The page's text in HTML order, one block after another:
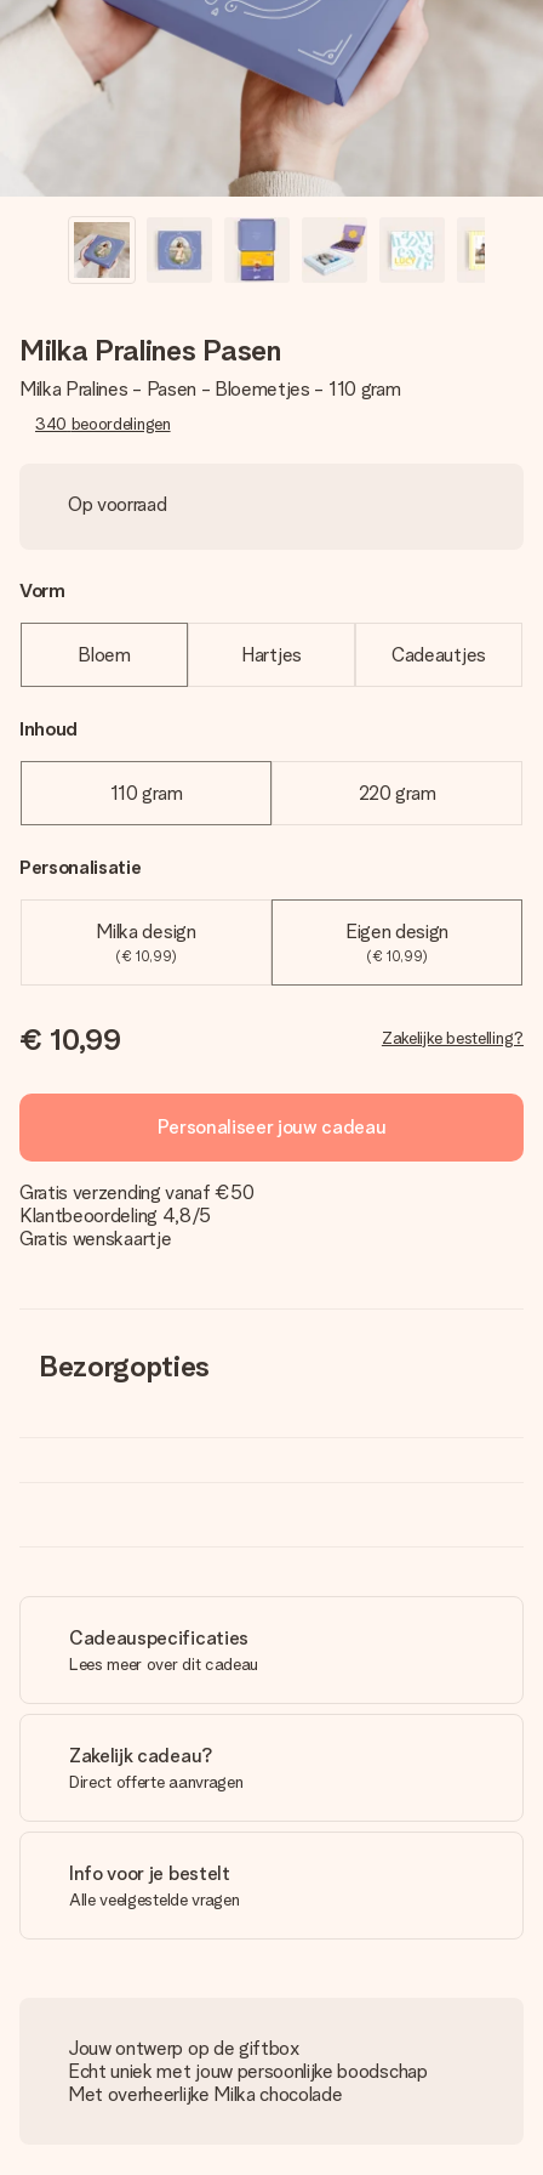
jullie foto of een boodschap die raakt. Zonder gedoe, maar
met alle aandacht voor het moment.
Milka Pralines Pasen
Milka Pralines - Pasen - Bloemetjes - 110 gram
340 beoordelingen
Op voorraad
Vorm
Bloem Hartjes Cadeautjes
Inhoud
110 gram 220 gram
Personalisatie
Milka design
(€ 10,99)
Eigen design
(€ 10,99)
€ 10,99 Zakelijke bestelling?
Personaliseer jouw cadeau
Gratis verzending vanaf €50
Klantbeoordeling 4,8/5
Gratis wenskaartje
Bezorgopties
Cadeauspecificaties
Lees meer over dit cadeau
Zakelijk cadeau?
Direct offerte aanvragen
Info voor je bestelt
Alle veelgestelde vragen
Jouw ontwerp op de giftbox
Echt uniek met jouw persoonlijke boodschap
Met overheerlijke Milka chocolade